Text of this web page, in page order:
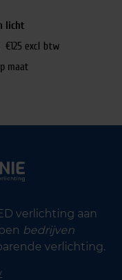
licht
excl btw
maat
verlichting aan
bedrijven
verlichting.